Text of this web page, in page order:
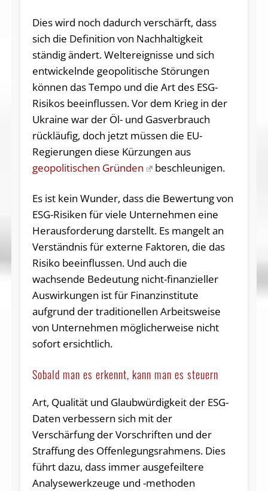
Dies wird noch dadurch verschärft, dass
sich die Definition von Nachhaltigkeit
ständig ändert. Weltereignisse und sich
entwickelnde geopolitische Störungen
können das Tempo und die Art des ESG-
Risikos beeinflussen. Vor dem Krieg in der
Ukraine war der Öl- und Gasverbrauch
rückläufig, doch jetzt müssen die EU-
Regierungen diese Kürzungen aus
geopolitischen Gründen
beschleunigen.
Es ist kein Wunder, dass die Bewertung von
ESG-Risiken für viele Unternehmen eine
Herausforderung darstellt. Es mangelt an
Verständnis für externe Faktoren, die das
Risiko beeinflussen. Und auch die
wachsende Bedeutung nicht-finanzieller
Auswirkungen ist für Finanzinstitute
aufgrund der traditionellen Arbeitsweise
von Unternehmen möglicherweise nicht
sofort ersichtlich.
Sobald man es erkennt, kann man es steuern
Art, Qualität und Glaubwürdigkeit der ESG-
Daten verbessern sich mit der
Verschärfung der Vorschriften und der
Straffung des Offenlegungsrahmens. Dies
führt dazu, dass immer ausgefeiltere
Analysewerkzeuge und -methoden